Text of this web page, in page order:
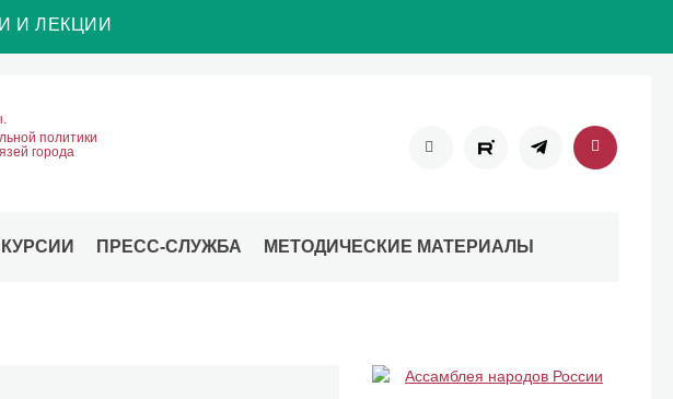
И ЛЕКЦИИ
политики
города
ПРЕСС-СЛУЖБА МЕТОДИЧЕСКИЕ МАТЕРИАЛЫ